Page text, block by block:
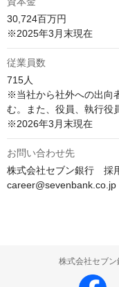
30,724百万円
※2025年3月末現在
従業員数
715人
※当社から社外への出向
む。また、役員、執行役
お問い合わせ先
株式会社セブン銀行　採
career@sevenbank.co.jp
株式会社セブン